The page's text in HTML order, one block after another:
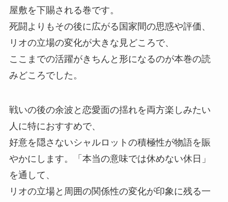
屋敷を下賜される巻です。
死闘よりもその後に広がる国家間の思惑や評価、
リオの立場の変化が大きな見どころで、
ここまでの活躍がきちんと形になるのが本巻の読
みどころでした。
戦いの後の余波と恋愛面の揺れを両方楽しみたい
人に特におすすめで、
好意を隠さないシャルロットの積極性が物語を賑
やかにします。
「本当の意味では休めない休日」
を通して、
リオの立場と周囲の関係性の変化が印象に残る一